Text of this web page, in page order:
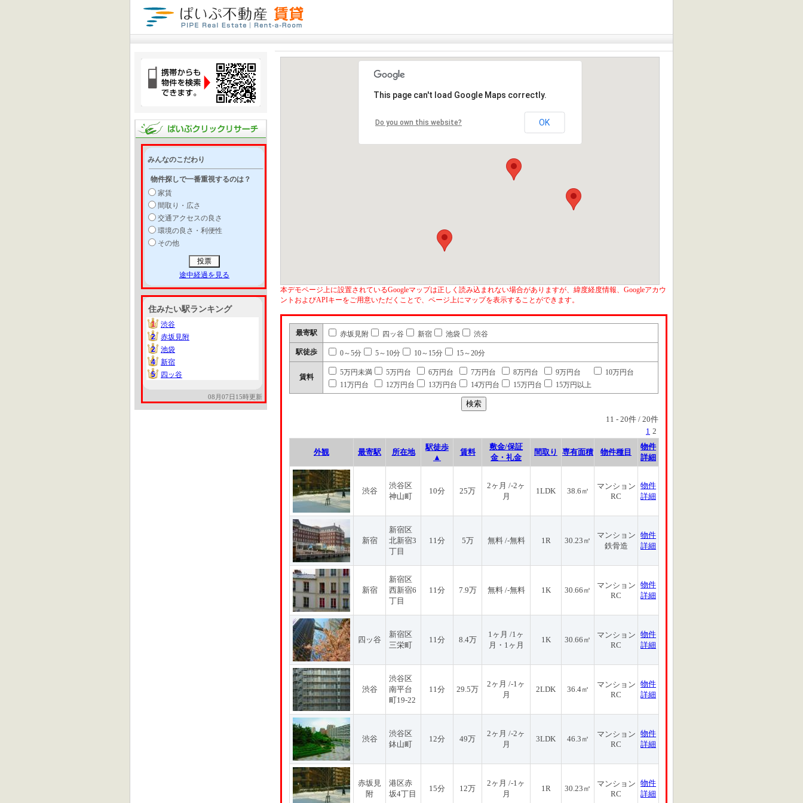
みんなのこだわり
物件探しで一番重視するのは？
家賃
間取り・広さ
交通アクセスの良さ
環境の良さ・利便性
その他
途中経過を見る
住みたい駅ランキング
1
1
渋谷
2
2
赤坂見附
2
2
池袋
4
4
新宿
5
5 四ッ谷
08月07日15時更新
This page can't load Google Maps correctly.
Do you own this website? OK
本デモページ上に設置されているGoogleマップは正しく読み込まれない場合がありますが、緯度経度情報、Googleアカウ
ントおよびAPIキーをご用意いただくことで、ページ上にマップを表示することができます。
最寄駅 赤坂見附 四ッ谷 新宿 池袋 渋谷
駅徒歩 0～5分 5～10分 10～15分 15～20分
賃料
5万円未満 5万円台 6万円台 7万円台 8万円台 9万円台
10万円台
11万円台
12万円台 13万円台 14万円台 15万円台 15万円以上
11 - 20件 / 20件
1 2
外観 最寄駅 所在地
駅徒歩
▲
賃料
敷金/保証
金・礼金
間取り 専有面積 物件種目
物件
詳細
渋谷
渋谷区
神山町
10分 25万
2ヶ月 /-2ヶ
月
1LDK 38.6㎡
マンション
RC
物件
詳細
新宿
新宿区
北新宿3
丁目
11分 5万 無料 /-無料 1R 30.23㎡
マンション
鉄骨造
物件
詳細
新宿
新宿区
西新宿6
丁目
11分 7.9万 無料 /-無料 1K 30.66㎡
マンション
RC
物件
詳細
四ッ谷
新宿区
三栄町
11分 8.4万
1ヶ月 /1ヶ
月・1ヶ月
1K 30.66㎡
マンション
RC
物件
詳細
渋谷
渋谷区
南平台
町19-22
11分 29.5万
2ヶ月 /-1ヶ
月
2LDK 36.4㎡
マンション
RC
物件
詳細
渋谷
渋谷区
鉢山町
12分 49万
2ヶ月 /-2ヶ
月
3LDK 46.3㎡
マンション
RC
物件
詳細
赤坂見
附
港区赤
坂4丁目
15分 12万
2ヶ月 /-1ヶ
月
1R 30.23㎡
マンション
RC
物件
詳細